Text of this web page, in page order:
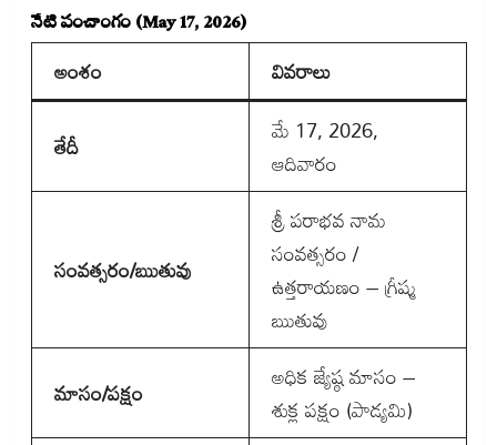
నేటి పంచాంగం (May 17, 2026)
అంశం
వివరాలు
తేదీ
మే 17, 2026,
ఆదివారం
సంవత్సరం/ఋతువు
శ్రీ పరాభవ నామ
సంవత్సరం /
ఉత్తరాయణం – గ్రీష్మ
ఋతువు
మాసం/పక్షం
అధిక జ్యేష్ఠ మాసం –
శుక్ల పక్షం (పాడ్యమి)